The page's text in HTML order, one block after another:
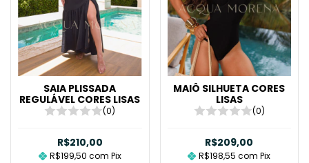
SAIA PLISSADA
REGULÁVEL CORES LISAS
(0)
R$210,00
R$199,50 com Pix
MAIÔ SILHUETA CORES
LISAS
(0)
R$209,00
R$198,55com Pix